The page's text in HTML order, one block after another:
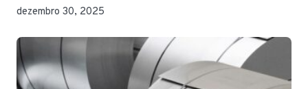
dezembro 30, 2025